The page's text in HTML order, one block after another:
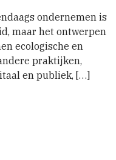
ondernemen is
maar het ontwerpen
ecologische en
praktijken,
en publiek, […]